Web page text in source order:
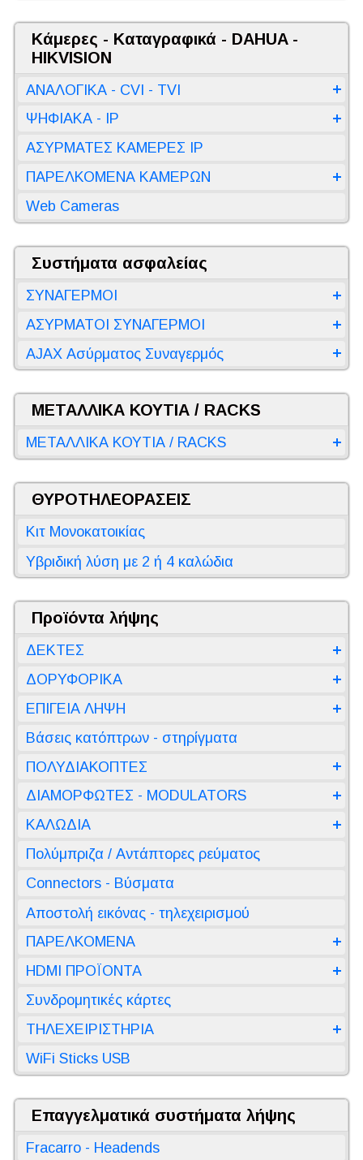
Κάμερες - Καταγραφικά - DAHUA -
HIKVISION
ΑΝΑΛΟΓΙΚΑ - CVI - TVI
ΨΗΦΙΑΚΑ - IP
ΑΣΥΡΜΑΤΕΣ ΚΑΜΕΡΕΣ IP
ΠΑΡΕΛΚΟΜΕΝΑ ΚΑΜΕΡΩΝ
Web Cameras
Συστήματα ασφαλείας
ΣΥΝΑΓΕΡΜΟΙ
ΑΣΥΡΜΑΤΟΙ ΣΥΝΑΓΕΡΜΟΙ
AJAX Ασύρματος Συναγερμός
ΜΕΤΑΛΛΙΚΑ ΚΟΥΤΙΑ / RACKS
ΜΕΤΑΛΛΙΚΑ ΚΟΥΤΙΑ / RACKS
ΘΥΡΟΤΗΛΕΟΡΑΣΕΙΣ
Κιτ Μονοκατοικίας
Υβριδική λύση με 2 ή 4 καλώδια
Προϊόντα λήψης
ΔΕΚΤΕΣ
ΔΟΡΥΦΟΡΙΚΑ
ΕΠΙΓΕΙΑ ΛΗΨΗ
Βάσεις κατόπτρων - στηρίγματα
ΠΟΛΥΔΙΑΚΟΠΤΕΣ
ΔΙΑΜΟΡΦΩΤΕΣ - MODULATORS
ΚΑΛΩΔΙΑ
Πολύμπριζα / Αντάπτορες ρεύματος
Connectors - Βύσματα
Αποστολή εικόνας - τηλεχειρισμού
ΠΑΡΕΛΚΟΜΕΝΑ
HDMI ΠΡΟΪΟΝΤΑ
Συνδρομητικές κάρτες
ΤΗΛΕΧΕΙΡΙΣΤΗΡΙΑ
WiFi Sticks USB
Επαγγελματικά συστήματα λήψης
Fracarro - Headends